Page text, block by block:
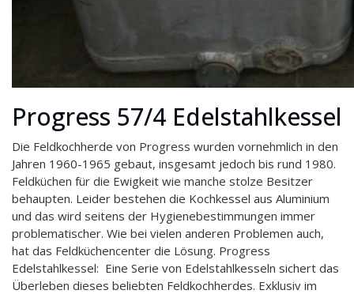
Progress 57/4 Edelstahlkessel
Die Feldkochherde von Progress wurden vornehmlich in den
Jahren 1960-1965 gebaut, insgesamt jedoch bis rund 1980.
Feldküchen für die Ewigkeit wie manche stolze Besitzer
behaupten. Leider bestehen die Kochkessel aus Aluminium
und das wird seitens der Hygienebestimmungen immer
problematischer. Wie bei vielen anderen Problemen auch,
hat das Feldküchencenter die Lösung. Progress
Edelstahlkessel: Eine Serie von Edelstahlkesseln sichert das
Überleben dieses beliebten Feldkochherdes. Exklusiv im